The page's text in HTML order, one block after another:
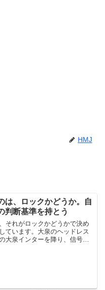
HMJ
は、ロックかどうか。自
判断基準を持とう
それがロックかどうかで決め
ています。大泉のヘッドレス
大泉インターを降り、信号待